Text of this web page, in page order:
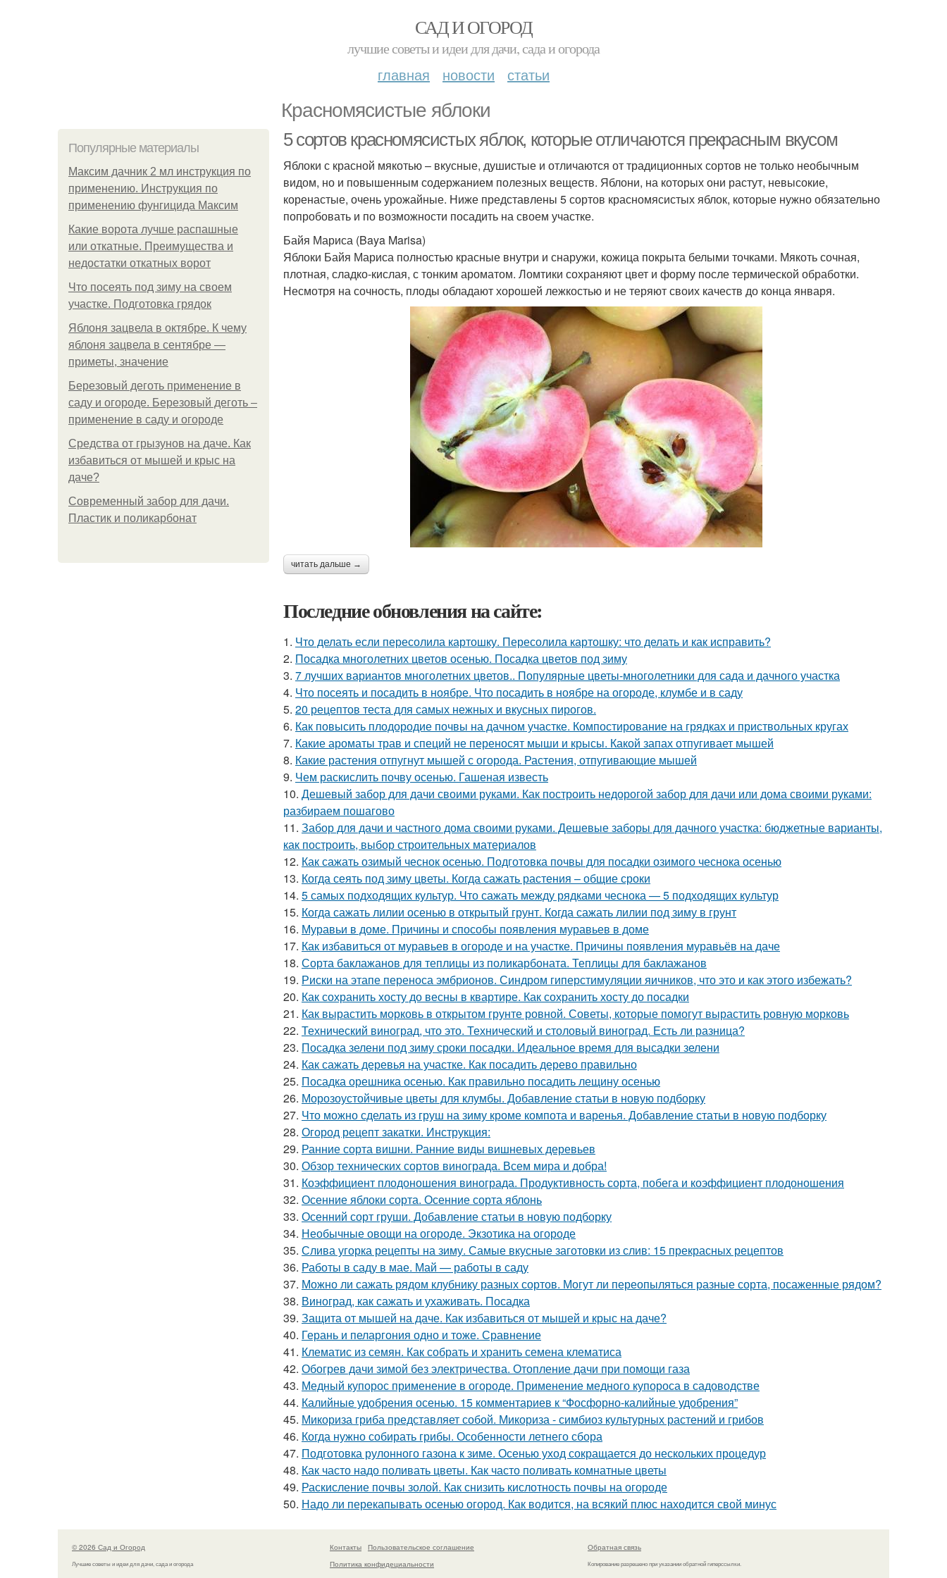
САД И ОГОРОД
лучшие советы и идеи для дачи, сада и огорода
главная новости статьи
Красномясистые яблоки
Популярные материалы
Максим дачник 2 мл инструкция по
применению. Инструкция по
применению фунгицида Максим
Какие ворота лучше распашные
или откатные. Преимущества и
недостатки откатных ворот
Что посеять под зиму на своем
участке. Подготовка грядок
Яблоня зацвела в октябре. К чему
яблоня зацвела в сентябре —
приметы, значение
Березовый деготь применение в
саду и огороде. Березовый деготь –
применение в саду и огороде
Средства от грызунов на даче. Как
избавиться от мышей и крыс на
даче?
Современный забор для дачи.
Пластик и поликарбонат
5 сортов красномясистых яблок, которые отличаются прекрасным вкусом
Яблоки с красной мякотью – вкусные, душистые и отличаются от традиционных сортов не только необычным
видом, но и повышенным содержанием полезных веществ. Яблони, на которых они растут, невысокие,
коренастые, очень урожайные. Ниже представлены 5 сортов красномясистых яблок, которые нужно обязательно
попробовать и по возможности посадить на своем участке.
Байя Мариса (Baya Marisa)
Яблоки Байя Мариса полностью красные внутри и снаружи, кожица покрыта белыми точками. Мякоть сочная,
плотная, сладко-кислая, с тонким ароматом. Ломтики сохраняют цвет и форму после термической обработки.
Несмотря на сочность, плоды обладают хорошей лежкостью и не теряют своих качеств до конца января.
читать дальше →
Последние обновления на сайте:
1. Что делать если пересолила картошку. Пересолила картошку: что делать и как исправить?
2. Посадка многолетних цветов осенью. Посадка цветов под зиму
3. 7 лучших вариантов многолетних цветов.. Популярные цветы-многолетники для сада и дачного участка
4. Что посеять и посадить в ноябре. Что посадить в ноябре на огороде, клумбе и в саду
5. 20 рецептов теста для самых нежных и вкусных пирогов.
6. Как повысить плодородие почвы на дачном участке. Компостирование на грядках и приствольных кругах
7. Какие ароматы трав и специй не переносят мыши и крысы. Какой запах отпугивает мышей
8. Какие растения отпугнут мышей с огорода. Растения, отпугивающие мышей
9. Чем раскислить почву осенью. Гашеная известь
10. Дешевый забор для дачи своими руками. Как построить недорогой забор для дачи или дома своими руками:
разбираем пошагово
11. Забор для дачи и частного дома своими руками. Дешевые заборы для дачного участка: бюджетные варианты,
как построить, выбор строительных материалов
12. Как сажать озимый чеснок осенью. Подготовка почвы для посадки озимого чеснока осенью
13. Когда сеять под зиму цветы. Когда сажать растения – общие сроки
14. 5 самых подходящих культур. Что сажать между рядками чеснока — 5 подходящих культур
15. Когда сажать лилии осенью в открытый грунт. Когда сажать лилии под зиму в грунт
16. Муравьи в доме. Причины и способы появления муравьев в доме
17. Как избавиться от муравьев в огороде и на участке. Причины появления муравьёв на даче
18. Сорта баклажанов для теплицы из поликарбоната. Теплицы для баклажанов
19. Риски на этапе переноса эмбрионов. Синдром гиперстимуляции яичников, что это и как этого избежать?
20. Как сохранить хосту до весны в квартире. Как сохранить хосту до посадки
21. Как вырастить морковь в открытом грунте ровной. Советы, которые помогут вырастить ровную морковь
22. Технический виноград, что это. Технический и столовый виноград. Есть ли разница?
23. Посадка зелени под зиму сроки посадки. Идеальное время для высадки зелени
24. Как сажать деревья на участке. Как посадить дерево правильно
25. Посадка орешника осенью. Как правильно посадить лещину осенью
26. Морозоустойчивые цветы для клумбы. Добавление статьи в новую подборку
27. Что можно сделать из груш на зиму кроме компота и варенья. Добавление статьи в новую подборку
28. Огород рецепт закатки. Инструкция:
29. Ранние сорта вишни. Ранние виды вишневых деревьев
30. Обзор технических сортов винограда. Всем мира и добра!
31. Коэффициент плодоношения винограда. Продуктивность сорта, побега и коэффициент плодоношения
32. Осенние яблоки сорта. Осенние сорта яблонь
33. Осенний сорт груши. Добавление статьи в новую подборку
34. Необычные овощи на огороде. Экзотика на огороде
35. Слива угорка рецепты на зиму. Самые вкусные заготовки из слив: 15 прекрасных рецептов
36. Работы в саду в мае. Май — работы в саду
37. Можно ли сажать рядом клубнику разных сортов. Могут ли переопыляться разные сорта, посаженные рядом?
38. Виноград, как сажать и ухаживать. Посадка
39. Защита от мышей на даче. Как избавиться от мышей и крыс на даче?
40. Герань и пеларгония одно и тоже. Сравнение
41. Клематис из семян. Как собрать и хранить семена клематиса
42. Обогрев дачи зимой без электричества. Отопление дачи при помощи газа
43. Медный купорос применение в огороде. Применение медного купороса в садоводстве
44. Калийные удобрения осенью. 15 комментариев к “Фосфорно-калийные удобрения”
45. Микориза гриба представляет собой. Микориза - симбиоз культурных растений и грибов
46. Когда нужно собирать грибы. Особенности летнего сбора
47. Подготовка рулонного газона к зиме. Осенью уход сокращается до нескольких процедур
48. Как часто надо поливать цветы. Как часто поливать комнатные цветы
49. Раскисление почвы золой. Как снизить кислотность почвы на огороде
50. Надо ли перекапывать осенью огород. Как водится, на всякий плюс находится свой минус
© 2026 Сад и Огород
Лучшие советы и идеи для дачи, сада и огорода
Контакты
Пользовательское соглашение
Политика конфидециальности
Обратная связь
Копирование разрешено при указании обратной гиперссылки.